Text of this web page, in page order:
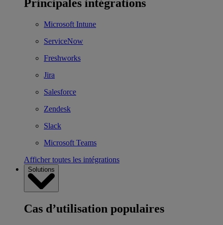
Principales intégrations
Microsoft Intune
ServiceNow
Freshworks
Jira
Salesforce
Zendesk
Slack
Microsoft Teams
Afficher toutes les intégrations
Solutions
Cas d’utilisation populaires